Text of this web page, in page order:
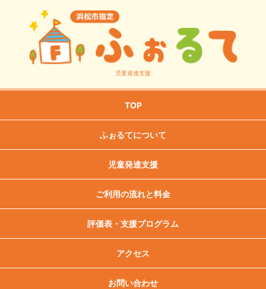
児童発達支援
TOP
ふぉるてについて
児童発達支援
ご利用の流れと料金
評価表・ 支援プログラム
アクセス
お問い合わせ